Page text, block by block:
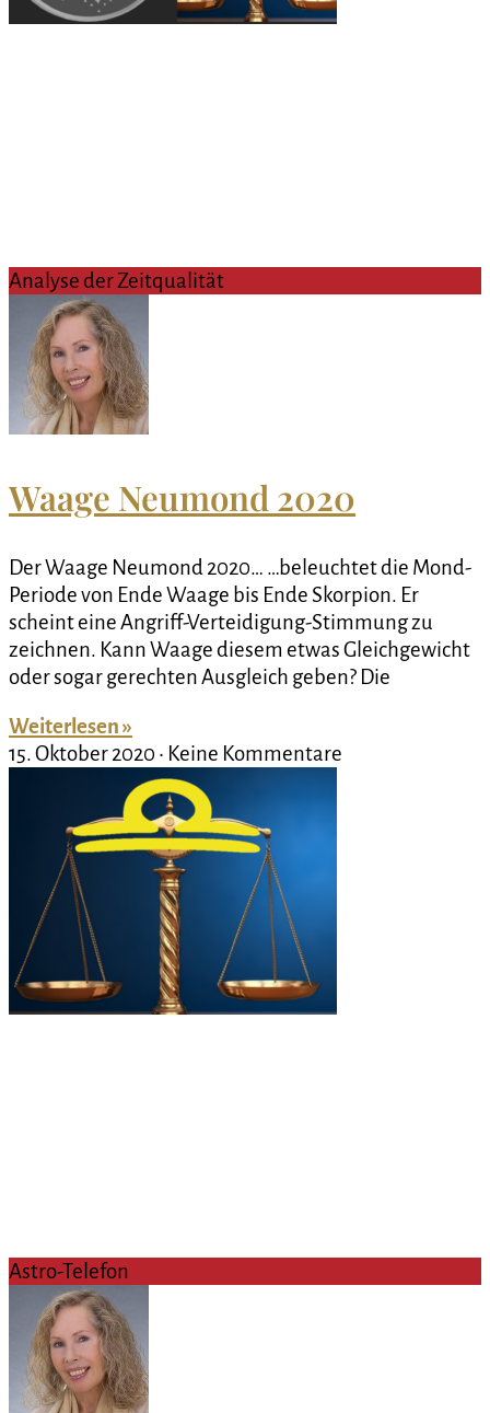
Analyse der Zeitqualität
Waage Neumond 2020
Der Waage Neumond 2020… …beleuchtet die Mond-
Periode von Ende Waage bis Ende Skorpion. Er
scheint eine Angriff-Verteidigung-Stimmung zu
zeichnen. Kann Waage diesem etwas Gleichgewicht
oder sogar gerechten Ausgleich geben? Die
Weiterlesen »
15. Oktober 2020
Keine Kommentare
Astro-Telefon